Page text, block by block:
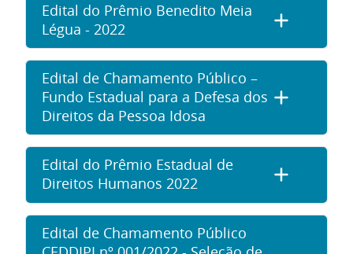
Edital do Prêmio Benedito Meia
Légua - 2022
Edital de Chamamento Público –
Fundo Estadual para a Defesa dos
Direitos da Pessoa Idosa
Edital do Prêmio Estadual de
Direitos Humanos 2022
Edital de Chamamento Público